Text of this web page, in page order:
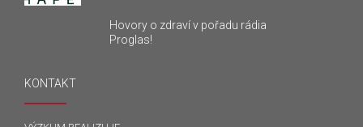
Hovory o zdraví v pořadu rádia
Proglas!
KONTAKT